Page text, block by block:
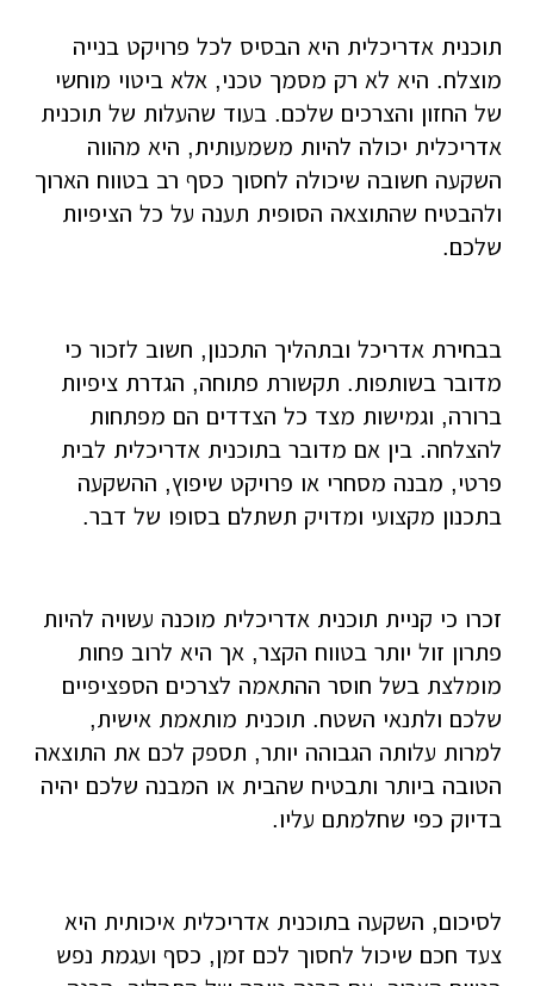
תוכנית אדריכלית היא הבסיס לכל פרויקט בנייה
מוצלח. היא לא רק מסמך טכני, אלא ביטוי מוחשי
של החזון והצרכים שלכם. בעוד שהעלות של תוכנית
אדריכלית יכולה להיות משמעותית, היא מהווה
השקעה חשובה שיכולה לחסוך כסף רב בטווח הארוך
ולהבטיח שהתוצאה הסופית תענה על כל הציפיות
שלכם.
בבחירת אדריכל ובתהליך התכנון, חשוב לזכור כי
מדובר בשותפות. תקשורת פתוחה, הגדרת ציפיות
ברורה, וגמישות מצד כל הצדדים הם מפתחות
להצלחה. בין אם מדובר בתוכנית אדריכלית לבית
פרטי, מבנה מסחרי או פרויקט שיפוץ, ההשקעה
בתכנון מקצועי ומדויק תשתלם בסופו של דבר.
זכרו כי קניית תוכנית אדריכלית מוכנה עשויה להיות
פתרון זול יותר בטווח הקצר, אך היא לרוב פחות
מומלצת בשל חוסר ההתאמה לצרכים הספציפיים
שלכם ולתנאי השטח. תוכנית מותאמת אישית,
למרות עלותה הגבוהה יותר, תספק לכם את התוצאה
הטובה ביותר ותבטיח שהבית או המבנה שלכם יהיה
בדיוק כפי שחלמתם עליו.
לסיכום, השקעה בתוכנית אדריכלית איכותית היא
צעד חכם שיכול לחסוך לכם זמן, כסף ועגמת נפש